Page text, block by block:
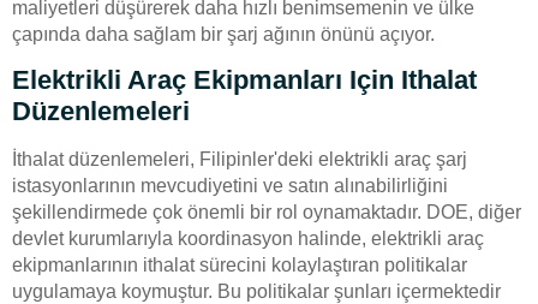
maliyetleri düşürerek daha hızlı benimsemenin ve ülke
çapında daha sağlam bir şarj ağının önünü açıyor.
Elektrikli Araç Ekipmanları Için Ithalat
Düzenlemeleri
İthalat düzenlemeleri, Filipinler'deki elektrikli araç şarj
istasyonlarının mevcudiyetini ve satın alınabilirliğini
şekillendirmede çok önemli bir rol oynamaktadır. DOE, diğer
devlet kurumlarıyla koordinasyon halinde, elektrikli araç
ekipmanlarının ithalat sürecini kolaylaştıran politikalar
uygulamaya koymuştur. Bu politikalar şunları içermektedir